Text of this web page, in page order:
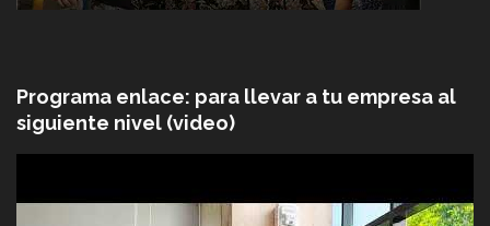
Programa enlace: para llevar a tu empresa al
siguiente nivel (video)